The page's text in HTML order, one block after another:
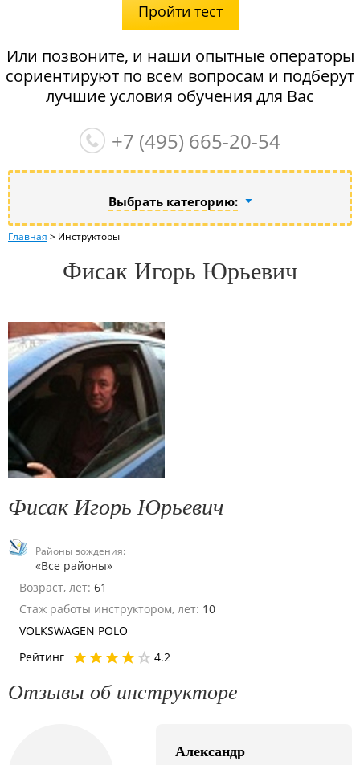
Пройти тест
Или позвоните, и наши опытные операторы
сориентируют по всем вопросам и подберут
лучшие условия обучения для Вас
+7 (495) 665-20-54
Выбрать категорию:
Главная > Инструкторы
Фисак Игорь Юрьевич
Фисак Игорь Юрьевич
Районы вождения:
«Все районы»
Возраст, лет: 61
Стаж работы инструктором, лет: 10
VOLKSWAGEN POLO
Рейтинг
4.2
Отзывы об инструкторе
Александр